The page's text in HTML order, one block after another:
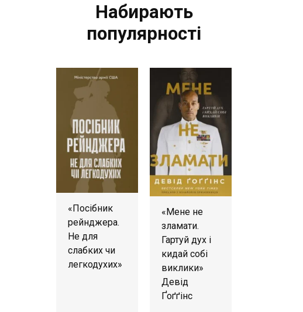
Набирають
популярності
«Посібник
рейнджера.
Не для
слабких чи
легкодухих»
«Мене не
зламати.
Гартуй дух і
кидай собі
виклики»
Девід
Ґоґґінс